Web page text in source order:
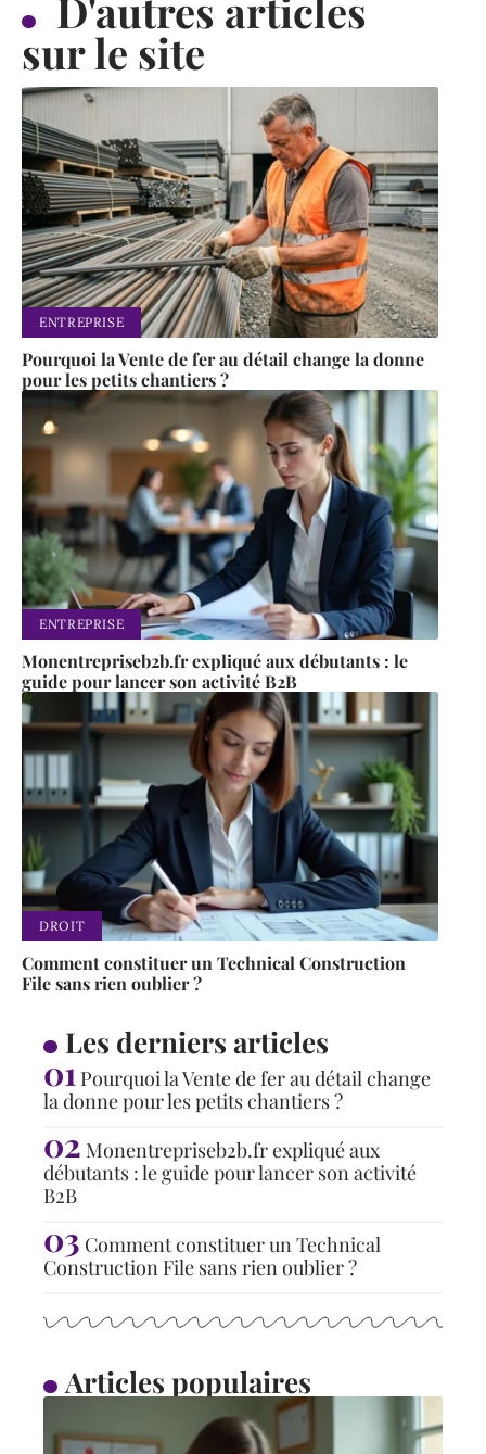
D'autres articles
sur le site
ENTREPRISE
Pourquoi la Vente de fer au détail change la donne
pour les petits chantiers ?
ENTREPRISE
Monentrepriseb2b.fr expliqué aux débutants : le
guide pour lancer son activité B2B
DROIT
Comment constituer un Technical Construction
File sans rien oublier ?
Les derniers articles
Pourquoi la Vente de fer au détail change
la donne pour les petits chantiers ?
Monentrepriseb2b.fr expliqué aux
débutants : le guide pour lancer son activité
B2B
Comment constituer un Technical
Construction File sans rien oublier ?
Articles populaires